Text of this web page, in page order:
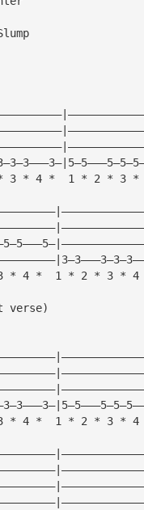
3 * 4 *  1 * 2 * 3 *
* 4 *  1 * 2 * 3 *
verse)
* 4 *  1 * 2 * 3 *